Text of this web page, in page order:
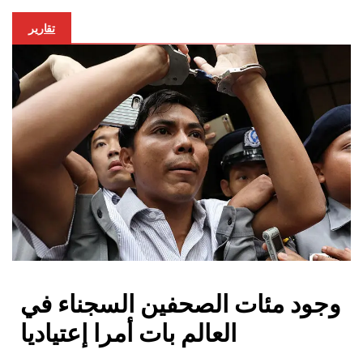
تقارير
وجود مئات الصحفين السجناء في
العالم بات أمرا إعتياديا